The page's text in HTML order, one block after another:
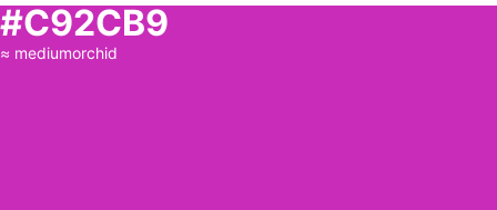
#C92CB9
≈ mediumorchid